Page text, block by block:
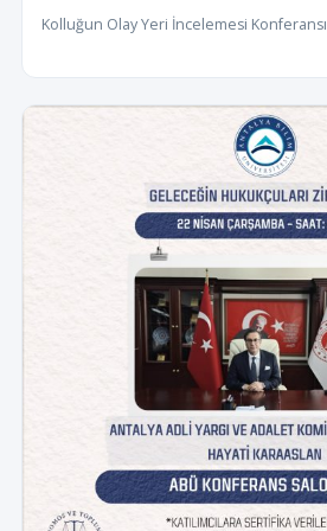
Kolluğun Olay Yeri İncelemesi Konferansı